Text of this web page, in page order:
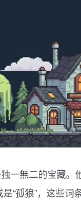
一無二的宝藏。
是“孤狼”，这些